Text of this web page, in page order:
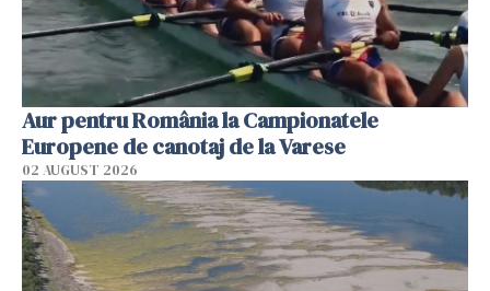
Aur pentru România la Campionatele
Europene de canotaj de la Varese
02 AUGUST 2026